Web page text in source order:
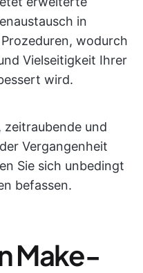
in
wodurch
Vielseitigkeit Ihrer
wird.
zeitraubende und
Vergangenheit
Sie sich unbedingt
befassen.
Make-